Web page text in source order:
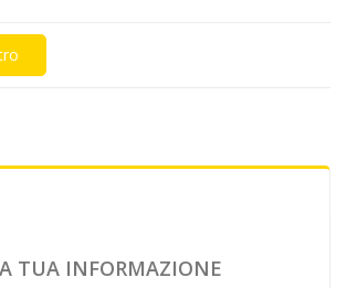
TUA INFORMAZIONE